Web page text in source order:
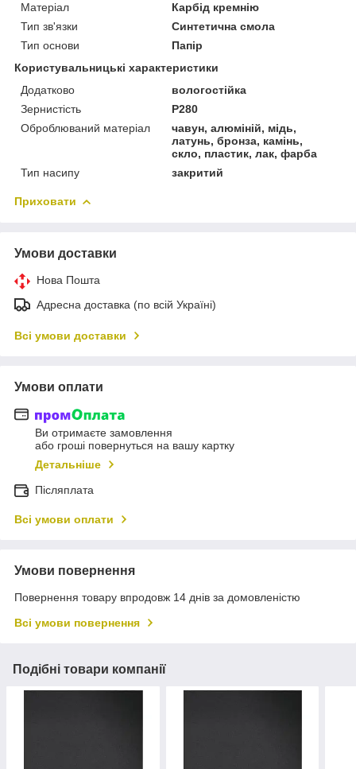
Матеріал
Карбід кремнію
Тип зв'язки
Синтетична смола
Тип основи
Папір
Користувальницькі характеристики
Додатково
вологостійка
Зернистість
P280
Оброблюваний матеріал
чавун, алюміній, мідь,
латунь, бронза, камінь,
скло, пластик, лак, фарба
Тип насипу
закритий
Приховати
Умови доставки
Нова Пошта
Адресна доставка (по всій Україні)
Всі умови доставки
Умови оплати
Ви отримаєте замовлення
або гроші повернуться на вашу картку
Детальніше
Післяплата
Всі умови оплати
Умови повернення
Повернення товару впродовж 14 днів за домовленістю
Всі умови повернення
Подібні товари компанії